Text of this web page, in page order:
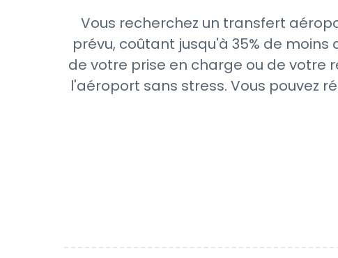
Vous recherchez un transfert
prévu, coûtant jusqu'à 35% de
de votre prise en charge ou de votre
l'aéroport sans stress. Vous pouvez